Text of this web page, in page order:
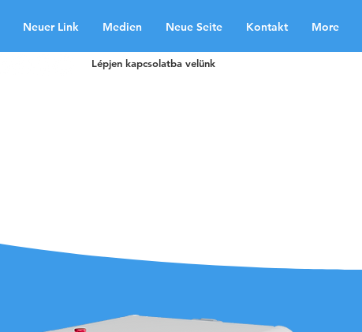
Neuer Link Medien Neue Seite Kontakt More
Lépjen kapcsolatba velünk